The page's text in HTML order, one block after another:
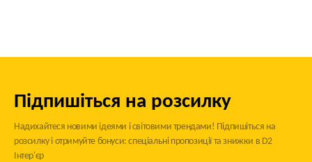
Підпишіться на розсилку
Надихайтеся новими ідеями і світовими трендами! Підпишіться на
розсилку і отримуйте бонуси: спеціальні пропозиції та знижки в D2
Інтер'єр